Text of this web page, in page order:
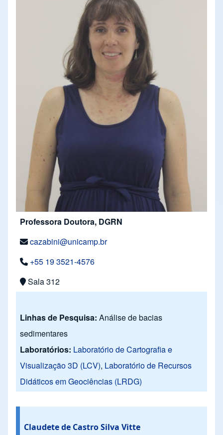
Professora Doutora, DGRN
cazabini@unicamp.br
+55 19 3521-4576
Sala 312
Linhas de Pesquisa: Análise de bacias
sedimentares
Laboratórios: Laboratório de Cartografia e
Visualização 3D (LCV), Laboratório de Recursos
Didáticos em Geociências (LRDG)
Claudete de Castro Silva Vitte